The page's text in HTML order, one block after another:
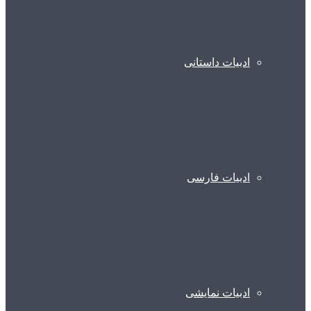
ادبیات داستانی
ادبیات فارسی
ادبیات نمایشی